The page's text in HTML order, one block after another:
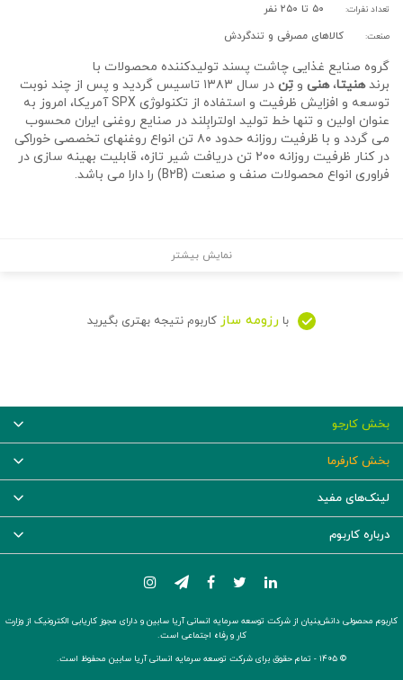
تعداد نفرات: ۵۰ تا ۲۵۰ نفر
صنعت: کالاهای مصرفی و تندگردش
گروه صنایع غذایی چاشت پسند تولیدکننده محصولات با
برندهنیتا،هنی و تِن
در سال ۱۳۸۳ تاسیس گردید و پس از چند نوبت
توسعه و افزایش ظرفیت و استفاده از تکنولوژی SPX آمریکا، امروز به
عنوان اولین و تنها خط تولید اولترابِلند در صنایع روغنی ایران محسوب
می گردد و با ظرفیت روزانه حدود ۸۰ تن انواع روغنهای تخصصی خوراکی
در کنار ظرفیت روزانه ۲۰۰ تن دریافت شیر تازه، قابلیت بهینه سازی در
فراوری انواع محصولات صنف و صنعت (B۲B) را دارا می باشد.
نمایش بیشتر
با رزومه ساز کاربوم نتیجه بهتری بگیرید
بخش کارجو
بخش کارفرما
لینک‌های مفید
درباره کاربوم
کاربوم محصولی دانش‌بنیان از شرکت توسعه سرمایه انسانی آریا سابین و دارای مجوز کاریابی الکترونیک از وزارت
کار و رفاه اجتماعی است.
© ۱۴۰۵ -
تمام حقوق برای شرکت توسعه سرمایه انسانی آریا سابین محفوظ است.